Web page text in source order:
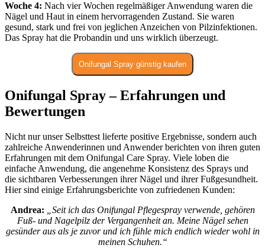
Woche 4: Nach vier Wochen regelmäßiger Anwendung waren die
Nägel und Haut in einem hervorragenden Zustand. Sie waren
gesund, stark und frei von jeglichen Anzeichen von Pilzinfektionen.
Das Spray hat die Probandin und uns wirklich überzeugt.
Onifungal Spray günstig kaufen
Onifungal Spray – Erfahrungen und
Bewertungen
Nicht nur unser Selbsttest lieferte positive Ergebnisse, sondern auch
zahlreiche Anwenderinnen und Anwender berichten von ihren guten
Erfahrungen mit dem Onifungal Care Spray. Viele loben die
einfache Anwendung, die angenehme Konsistenz des Sprays und
die sichtbaren Verbesserungen ihrer Nägel und ihrer Fußgesundheit.
Hier sind einige Erfahrungsberichte von zufriedenen Kunden:
Andrea:
„Seit ich das Onifungal Pflegespray verwende, gehören
Fuß- und Nagelpilz der Vergangenheit an. Meine Nägel sehen
gesünder aus als je zuvor und ich fühle mich endlich wieder wohl in
meinen Schuhen.“